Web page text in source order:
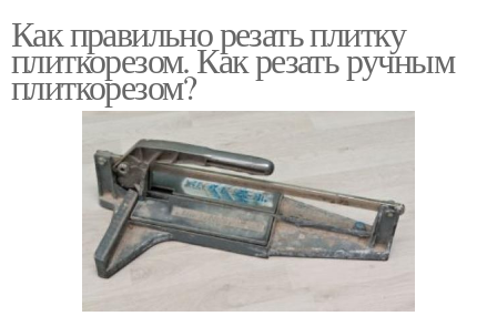
Как правильно резать плитку
плиткорезом. Как резать ручным
плиткорезом?